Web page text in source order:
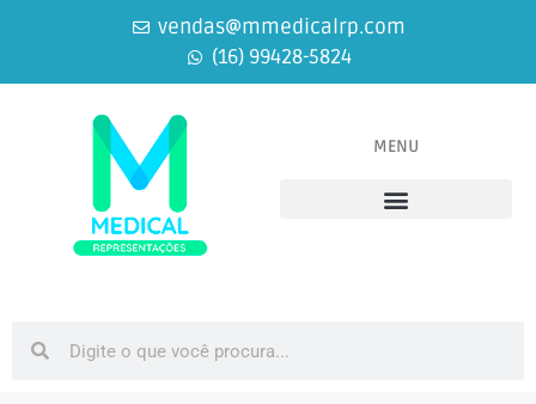
vendas@mmedicalrp.com
(16) 99428-5824
MENU